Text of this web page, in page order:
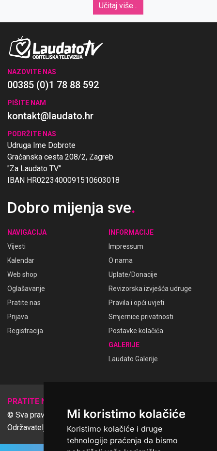
Mi koristimo kolačiće
Koristimo kolačiće i druge
tehnologije praćenja da bismo
Učitaj više...
NAZOVITE NAS
00385 (0)1 78 88 592
PIŠITE NAM
kontakt@laudato.hr
PODRŽITE NAS
Udruga Ime Dobrote
Gračanska cesta 208/2, Zagreb
"Za Laudato TV"
IBAN HR0223400091510603018
Dobro mijenja sve.
NAVIGACIJA
Vijesti
Kalendar
Web shop
Oglašavanje
Pratite nas
Prijava
Registracija
INFORMACIJE
Impressum
O nama
Uplate/Donacije
Revizorska izvješća udruge
Pravila i opći uvjeti
Smjernice privatnosti
Postavke kolačića
GALERIJE
Laudato Galerije
PRATITE NAS
© Sva prava pridržana Udruga Ime dobrote
Održavatelj Netcom d.o.o., Riva 6, Rijeka